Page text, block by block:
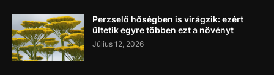
Perzselő hőségben is virágzik: ezért
ültetik egyre többen ezt a növényt
Július 12, 2026